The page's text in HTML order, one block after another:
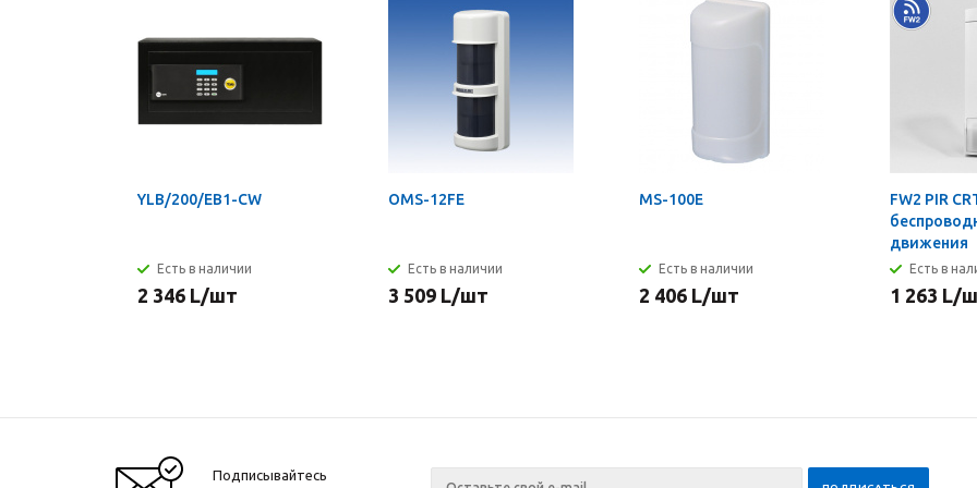
YLB/200/EB1-CW
Есть в наличии
2 346 L/шт
OMS-12FE
Есть в наличии
3 509 L/шт
MS-100E
Есть в наличии
2 406 L/шт
FW2 PIR
движения
Есть в
1 263 L/
Подписывайтесь